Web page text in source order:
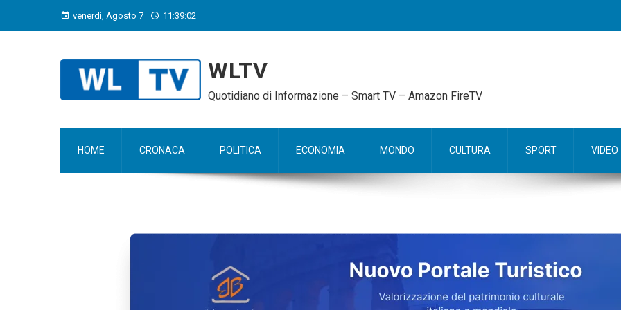
venerdì, Agosto 7 11:39:03
WLTV
Quotidiano di Informazione – Smart TV – Amazon FireTV
HOME CRONACA POLITICA ECONOMIA MONDO CULTURA SPORT VIDEO